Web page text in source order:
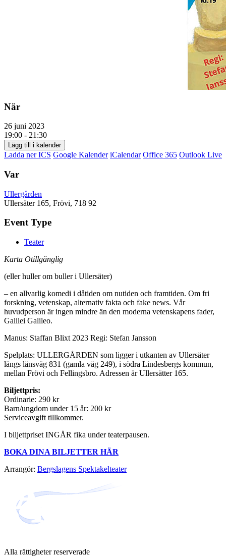
När
26 juni 2023
19:00 - 21:30
Lägg till i kalender
Ladda ner ICS Google Kalender iCalendar Office 365 Outlook Live
Var
Ullergården
Ullersäter 165, Frövi, 718 92
Event Type
Teater
Karta Otillgänglig
(eller huller om buller i Ullersäter)
– en allvarlig komedi i dåtiden om nutiden och framtiden. Om fri
forskning, vetenskap, alternativ fakta och fake news. Vår
huvudperson är ingen mindre än den moderna vetenskapens fader,
Galilei Galileo.
Manus: Staffan Blixt 2023 Regi: Stefan Jansson
Spelplats: ULLERGÅRDEN som ligger i utkanten av Ullersäter
längs länsväg 831 (gamla väg 249), i södra Lindesbergs kommun,
mellan Frövi och Fellingsbro. Adressen är Ullersätter 165.
Biljettpris:
Ordinarie: 290 kr
Barn/ungdom under 15 år: 200 kr
Serviceavgift tillkommer.
I biljettpriset INGÅR fika under teaterpausen.
BOKA DINA BILJETTER HÄR
Arrangör: Bergslagens Spektakelteater
Alla rättigheter reserverade